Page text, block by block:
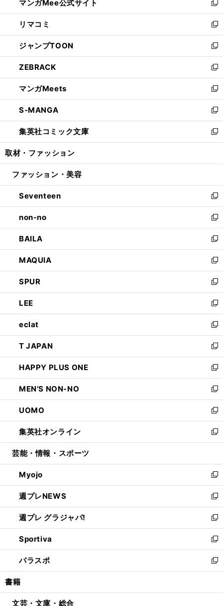
く
ド
ウ
で
開
く
ィ
ン
ド
ウ
で
開
く
い
ウ
ィ
ン
ド
ウ
で
開
く
マンガMee公式サイト
新
し
い
ウ
ィ
ン
ド
ウ
で
開
く
リマコミ
新
し
い
ウ
ィ
ン
ド
ウ
で
開
く
ジャンプTOON
新
し
い
ウ
ィ
ン
ド
ウ
で
開
ZEBRACK
新
し
い
ウ
ィ
ン
ド
ウ
開
マンガMeets
新
し
い
ウ
ィ
ン
ウ
開
く
S-MANGA
新
し
い
ウ
ン
ウ
で
開
く
集英社コミック文庫
新
し
ウ
ン
ド
ウ
で
開
く
取材・ファッション
ファッション・美容
Seventeen
新
し
い
ウ
ィ
ン
ド
ウ
で
開
く
non-no
新
し
い
ウ
ィ
ン
ド
ウ
で
開
く
BAILA
新
し
い
ウ
ィ
ン
ド
ウ
で
開
く
MAQUIA
新
し
い
ウ
ィ
ン
ド
ウ
で
開
く
SPUR
新
し
い
ウ
ィ
ン
ド
ウ
で
開
く
LEE
新
し
い
ウ
ィ
ン
ド
ウ
で
開
く
eclat
新
し
い
ウ
ィ
ン
ド
ウ
で
開
く
T JAPAN
新
し
い
ウ
ィ
ン
ド
ウ
で
開
HAPPY PLUS ONE
新
し
い
ウ
ィ
ン
ド
ウ
開
く
MEN'S NON-NO
新
し
い
ウ
ィ
ン
ウ
で
開
く
UOMO
新
し
い
ウ
ン
ド
ウ
で
開
く
集英社オンライン
新
し
ウ
ィ
ン
ド
ウ
で
開
く
芸能・情報・スポーツ
Myojo
新
し
い
ウ
ィ
ン
ド
ウ
で
開
週プレNEWS
新
し
い
ウ
ィ
ン
ド
ウ
開
週プレ グラジャパ!
新
し
い
ウ
ィ
ン
ウ
Sportiva
新
し
い
ウ
ン
パラスポ
新
し
ウ
書籍
文芸・文庫・総合